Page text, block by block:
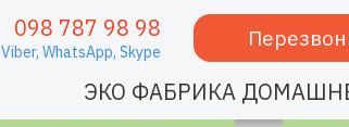
098 787 98 98
Viber, WhatsApp, Skype
ЭКО ФАБРИКА